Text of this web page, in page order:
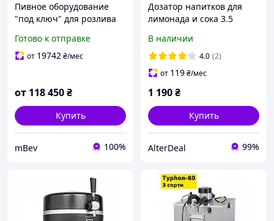
Пивное оборудование
"под ключ" для розлива
бара, пивного магазина
на 20 сортов
Готово к отправке
от 19742₴/мес
от 118 450₴
Купить
mBev 100%
Дозатор напитков для
лимонада и сока 3.5
22799 AlterDeal -thrilling-
unlimited-choice-
В наличии
4.0 (2)
от 119₴/мес
1 190₴
Купить
AlterDeal 99%